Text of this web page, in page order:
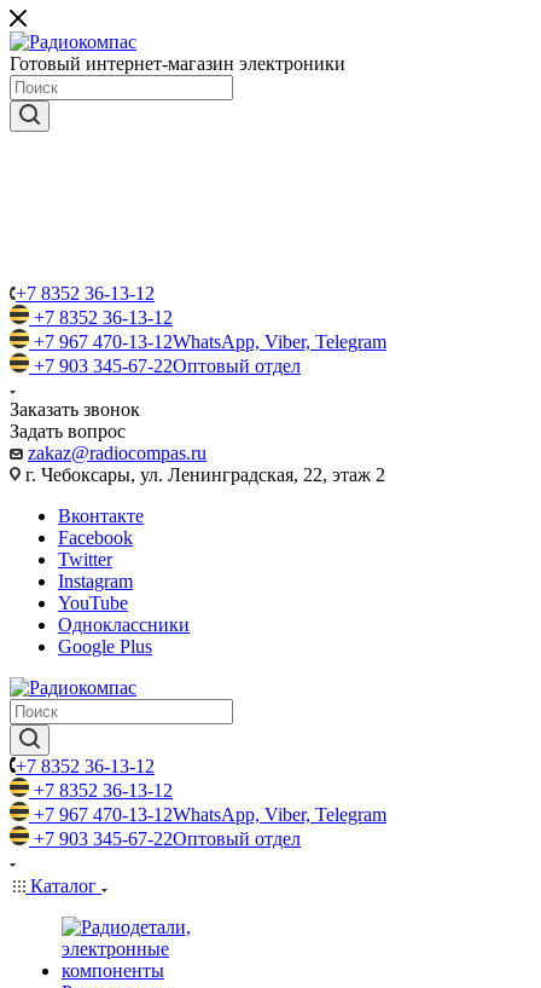
Готовый интернет-магазин электроники
+7 8352 36-13-12
+7 8352 36-13-12
+7 967 470-13-12WhatsApp, Viber, Telegram
+7 903 345-67-22Оптовый отдел
Заказать звонок
Задать вопрос
zakaz@radiocompas.ru
г. Чебоксары, ул. Ленинградская, 22, этаж 2
Вконтакте
Facebook
Twitter
Instagram
YouTube
Одноклассники
Google Plus
+7 8352 36-13-12
+7 8352 36-13-12
+7 967 470-13-12WhatsApp, Viber, Telegram
+7 903 345-67-22Оптовый отдел
Каталог